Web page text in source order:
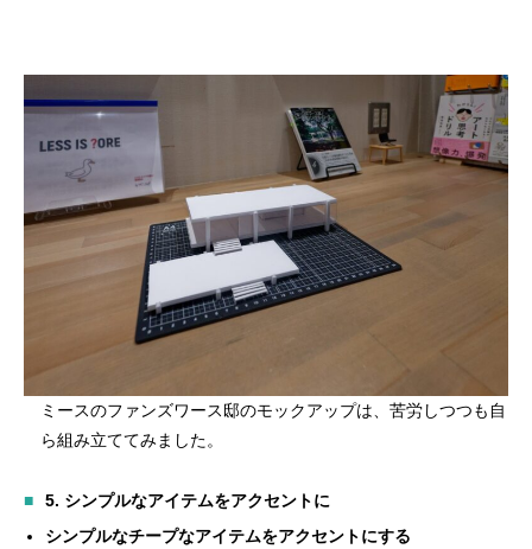
ミースのファンズワース邸のモックアップは、苦労しつつも自
ら組み立ててみました。
5. シンプルなアイテムをアクセントに
シンプルなチープなアイテムをアクセントにする